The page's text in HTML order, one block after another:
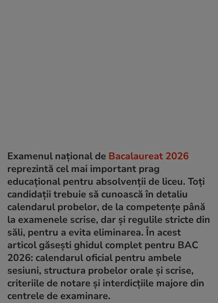
Examenul național de Bacalaureat 2026
reprezintă cel mai important prag
educațional pentru absolvenții de liceu. Toți
candidații trebuie să cunoască în detaliu
calendarul probelor, de la competențe până
la examenele scrise, dar și regulile stricte din
săli, pentru a evita eliminarea. În acest
articol găsești ghidul complet pentru BAC
2026: calendarul oficial pentru ambele
sesiuni, structura probelor orale și scrise,
criteriile de notare și interdicțiile majore din
centrele de examinare.